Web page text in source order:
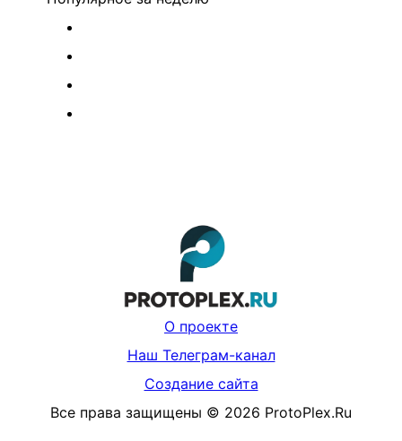
О проекте
Наш Телеграм-канал
Создание сайта
Все права защищены © 2026 ProtoPlex.Ru